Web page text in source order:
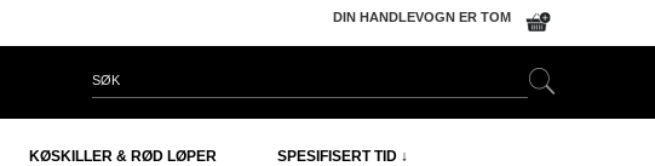
DIN HANDLEVOGN ER TOM
KØSKILLER & RØD LØPER SPESIFISERT TID ↓